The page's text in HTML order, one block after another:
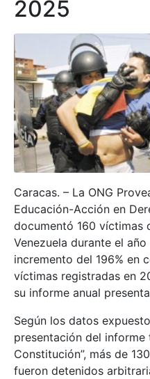
2025
Caracas. – La ONG
Educación-Acción en
documentó 160 víctimas
Venezuela durante el
incremento del 196% en
víctimas registradas en
su informe anual
Según los datos
presentación del informe
Constitución”, más de
fueron detenidos